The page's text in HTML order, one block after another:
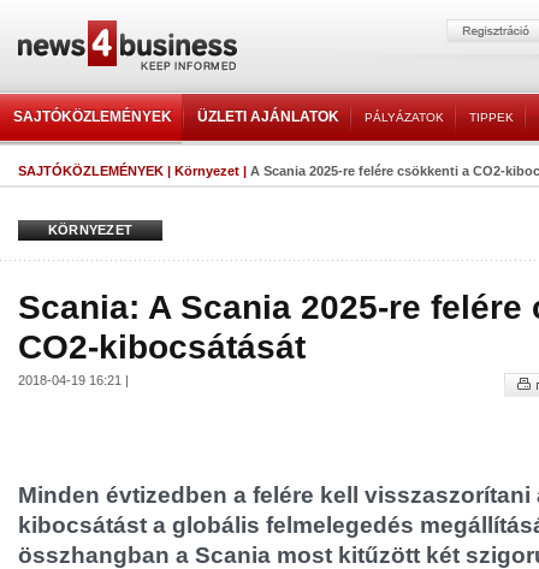
SAJTÓKÖZLEMÉNYEK ÜZLETI AJÁNLATOK PÁLYÁZATOK TIPPEK
SAJTÓKÖZLEMÉNYEK | Környezet | A Scania 2025-re felére csökkenti a CO2-
KÖRNYEZET
Scania: A Scania 2025-re
CO2-kibocsátását
2018-04-19 16:21 |
Minden évtizedben a felére kell visszaszorítani
kibocsátást a globális felmelegedés
összhangban a Scania most kitűzött két